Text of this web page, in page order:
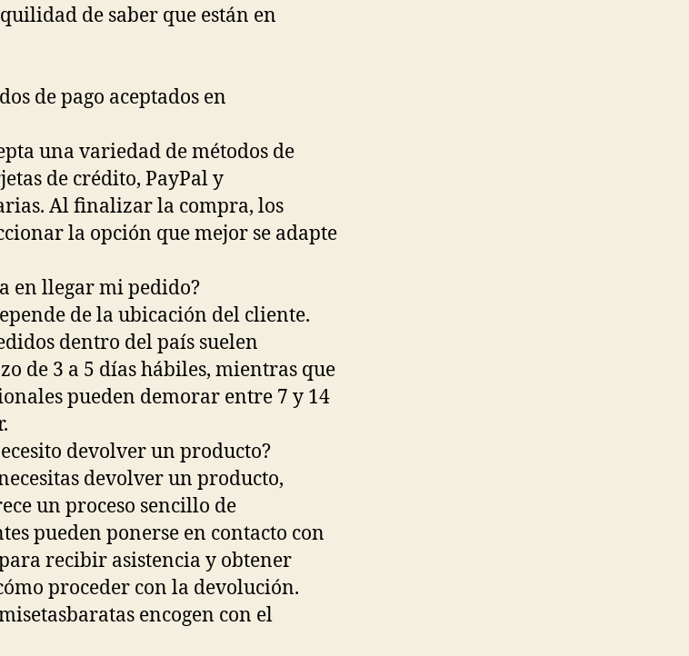
de saber que están en
de pago aceptados en
una variedad de métodos de
de crédito, PayPal y
Al finalizar la compra, los
la opción que mejor se adapte
en llegar mi pedido?
de la ubicación del cliente.
dentro del país suelen
de 3 a 5 días hábiles, mientras que
pueden demorar entre 7 y 14
devolver un producto?
devolver un producto,
un proceso sencillo de
pueden ponerse en contacto con
recibir asistencia y obtener
proceder con la devolución.
encogen con el